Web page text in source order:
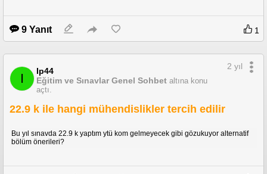
9 Yanıt 1
I
Ip44
Eğitim ve Sınavlar Genel Sohbet altına konu
açtı.
2 yıl
22.9 k ile hangi mühendislikler tercih edilir
Bu yıl sınavda 22.9 k yaptım ytü kom gelmeyecek gibi gözukuyor alternatif
bölüm önerileri?